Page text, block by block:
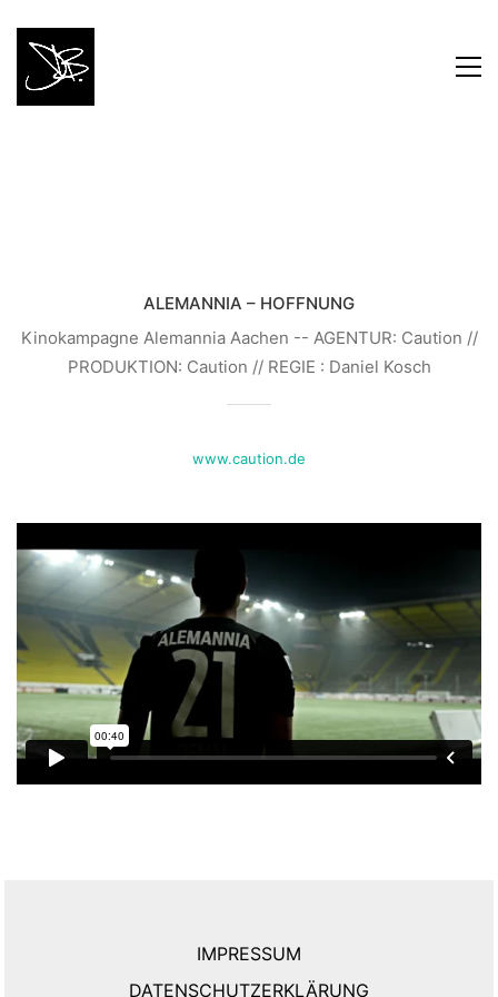
ALEMANNIA – HOFFNUNG
Kinokampagne Alemannia Aachen -- AGENTUR: Caution //
PRODUKTION: Caution // REGIE : Daniel Kosch
www.caution.de
IMPRESSUM
DATENSCHUTZERKLÄRUNG